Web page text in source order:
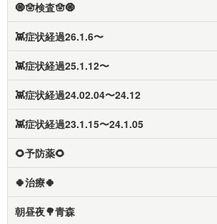
🧿🪬検査🪬🧿
👾症状経過26.1.6〜
👾症状経過25.1.12〜
👾症状経過24.02.04〜24.12
👾症状経過23.1.15〜24.1.05
🌻予防薬🌻
🍀治療🍀
朝昼夜🌳青森